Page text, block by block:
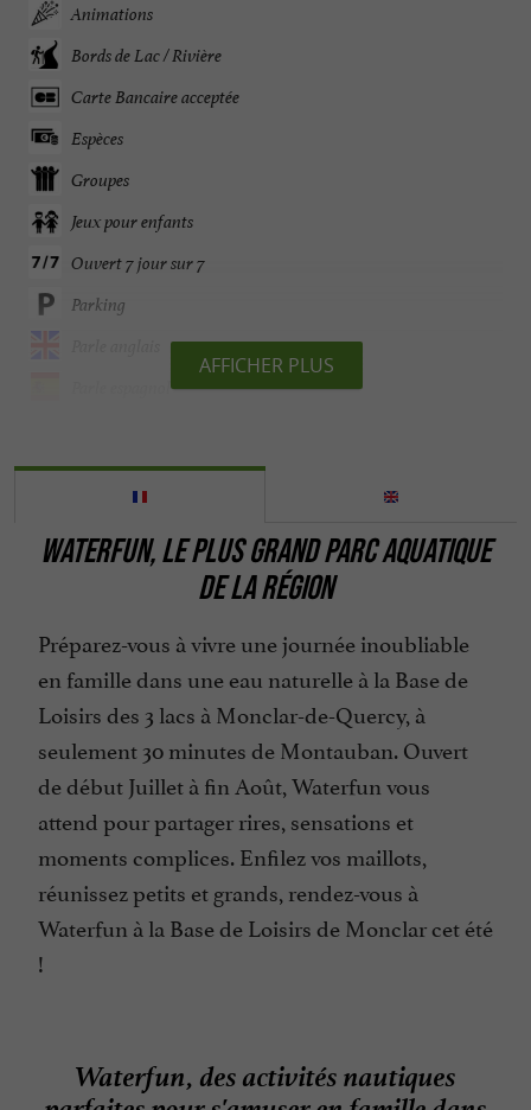
Animations
Bords de Lac / Rivière
Carte Bancaire acceptée
Espèces
Groupes
Jeux pour enfants
Ouvert 7 jour sur 7
Parking
Piscine
Terrasse
AFFICHER PLUS
WATERFUN, LE PLUS GRAND PARC AQUATIQUE
DE LA RÉGION
Préparez-vous à vivre une journée inoubliable
en famille dans une eau naturelle à la Base de
Loisirs des 3 lacs à Monclar-de-Quercy, à
seulement 30 minutes de Montauban. Ouvert
de début Juillet à fin Août, Waterfun vous
attend pour partager rires, sensations et
moments complices. Enfilez vos maillots,
réunissez petits et grands, rendez-vous à
Waterfun à la Base de Loisirs de Monclar cet été
!
Waterfun, des activités nautiques